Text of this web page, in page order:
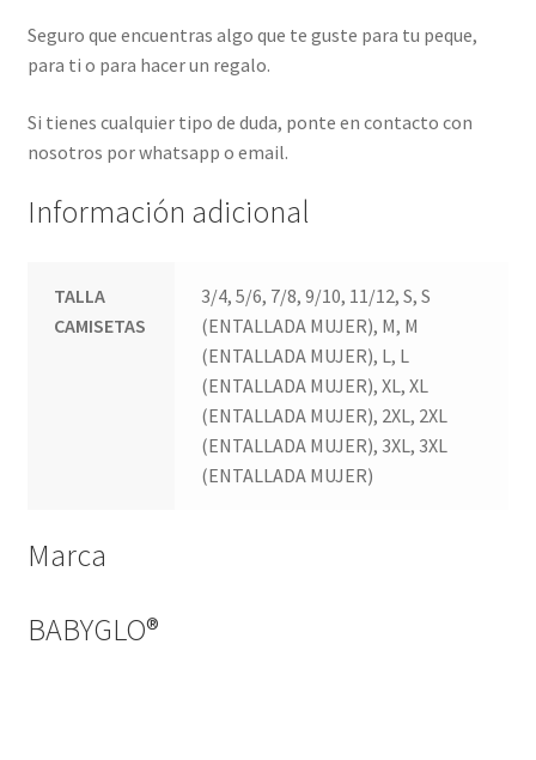
Seguro que encuentras algo que te guste para tu peque,
para ti o para hacer un regalo.
Si tienes cualquier tipo de duda, ponte en contacto con
nosotros por whatsapp o email.
Información adicional
TALLA
CAMISETAS
3/4, 5/6, 7/8, 9/10, 11/12, S, S
(ENTALLADA MUJER), M, M
(ENTALLADA MUJER), L, L
(ENTALLADA MUJER), XL, XL
(ENTALLADA MUJER), 2XL, 2XL
(ENTALLADA MUJER), 3XL, 3XL
(ENTALLADA MUJER)
Marca
BABYGLO®